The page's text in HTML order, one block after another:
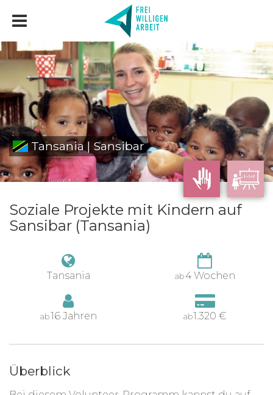
Tansania | Sansibar
Soziale Projekte mit Kindern auf
Sansibar (Tansania)
Tansania ab4 Wochen
ab16 Jahren ab1.320 €
Überblick